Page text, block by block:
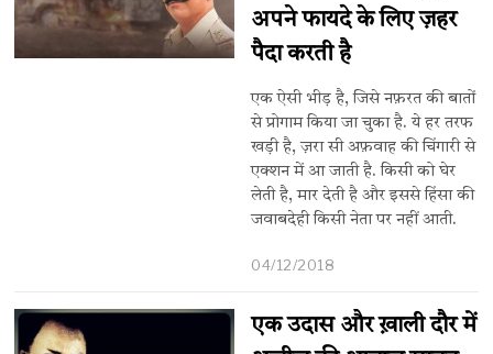
अपने फायदे के लिए ज़हर
पैदा करती है
एक ऐसी भीड़ है, जिसे नफ़रत की बातों
से प्रोगाम किया जा चुका है. ये हर तरफ
खड़ी है, ज़रा सी अफ़वाह की चिंगारी से
एक्शन में आ जाती है. किसी को घेर
लेती है, मार देती है और इससे हिंसा की
जवाबदेही किसी नेता पर नहीं आती.
04/12/2018
एक उदास और ख़ाली दौर में